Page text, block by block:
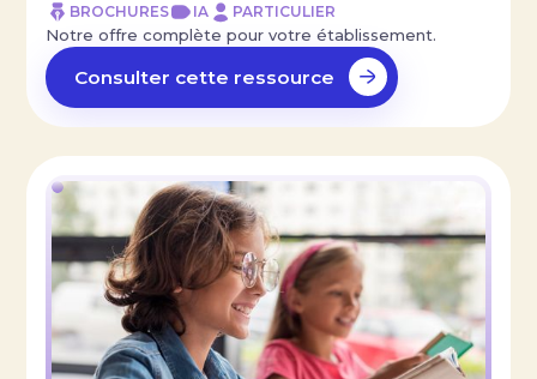
BROCHURES IA PARTICULIER
Notre offre complète pour votre établissement.
Consulter cette ressource